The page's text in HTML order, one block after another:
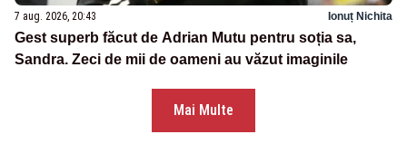
7 aug. 2026, 20:43 Ionuț Nichita
Gest superb făcut de Adrian Mutu pentru soția sa,
Sandra. Zeci de mii de oameni au văzut imaginile
Mai Multe